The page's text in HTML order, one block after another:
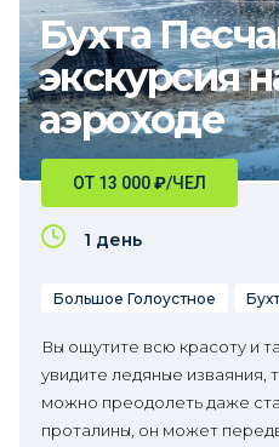
Бухта
экскурсия
аэроходе
ОТ 13 000₽/ЧЕЛ
1 день
Большое Голоустное
Вы ощутите всю красоту и
увидите ледяные изваяния,
можно преодолеть даже
проталины, он может